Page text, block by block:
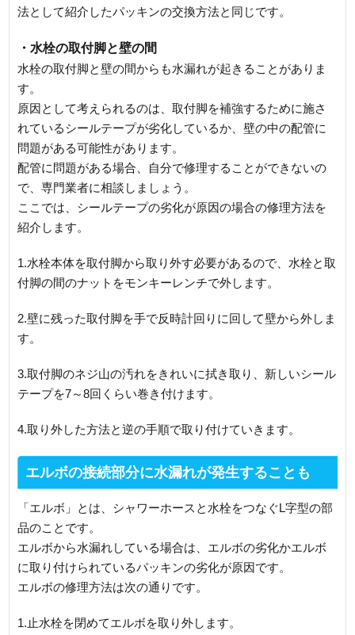
法として紹介したパッキンの交換方法と同じです。
・水栓の取付脚と壁の間
水栓の取付脚と壁の間からも水漏れが起きることがありま
す。
原因として考えられるのは、取付脚を補強するために施さ
れているシールテープが劣化しているか、壁の中の配管に
問題がある可能性があります。
配管に問題がある場合、自分で修理することができないの
で、専門業者に相談しましょう。
ここでは、シールテープの劣化が原因の場合の修理方法を
紹介します。
1.水栓本体を取付脚から取り外す必要があるので、水栓と取
付脚の間のナットをモンキーレンチで外します。
2.壁に残った取付脚を手で反時計回りに回して壁から外しま
す。
3.取付脚のネジ山の汚れをきれいに拭き取り、新しいシール
テープを7～8回くらい巻き付けます。
4.取り外した方法と逆の手順で取り付けていきます。
エルボの接続部分に水漏れが発生することも
「エルボ」とは、シャワーホースと水栓をつなぐL字型の部
品のことです。
エルボから水漏れしている場合は、エルボの劣化かエルボ
に取り付けられているパッキンの劣化が原因です。
エルボの修理方法は次の通りです。
1.止水栓を閉めてエルボを取り外します。